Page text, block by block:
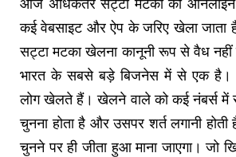
कई वेबसाइट और ऐप के जरिए खेला जाता
सट्टा मटका खेलना कानूनी रूप से वैध नहीं
भारत के सबसे बड़े बिजनेस में से एक है।
लोग खेलते हैं। खेलने वाले को कई नंबर्स में
चुनना होता है और उसपर शर्त लगानी
चुनने पर ही जीता हुआ माना जाएगा। जो